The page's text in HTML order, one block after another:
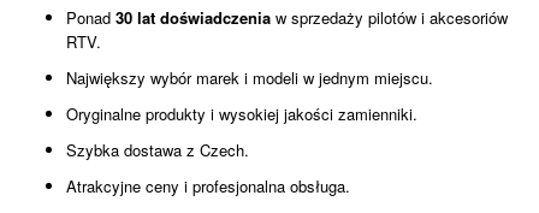
Ponad 30 lat doświadczenia w sprzedaży pilotów i akcesoriów
RTV.
Największy wybór marek i modeli w jednym miejscu.
Oryginalne produkty i wysokiej jakości zamienniki.
Szybka dostawa z Czech.
Atrakcyjne ceny i profesjonalna obsługa.